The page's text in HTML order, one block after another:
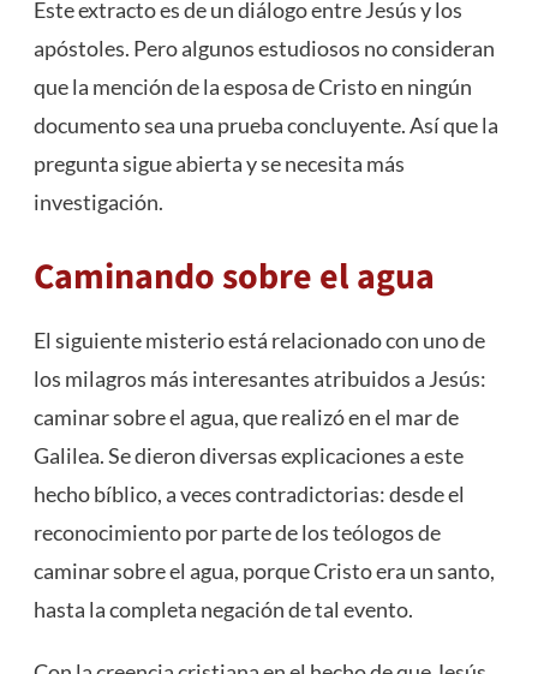
Este extracto es de un diálogo entre Jesús y los
apóstoles. Pero algunos estudiosos no consideran
que la mención de la esposa de Cristo en ningún
documento sea una prueba concluyente. Así que la
pregunta sigue abierta y se necesita más
investigación.
Caminando sobre el agua
El siguiente misterio está relacionado con uno de
los milagros más interesantes atribuidos a Jesús:
caminar sobre el agua, que realizó en el mar de
Galilea. Se dieron diversas explicaciones a este
hecho bíblico, a veces contradictorias: desde el
reconocimiento por parte de los teólogos de
caminar sobre el agua, porque Cristo era un santo,
hasta la completa negación de tal evento.